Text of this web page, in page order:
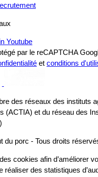
Youtube
par le reCAPTCHA
et conditions
des réseaux des instituts
(ACTIA) et du réseau des
du porc - Tous droits
cookies afin d’améliorer
réaliser des statistiques